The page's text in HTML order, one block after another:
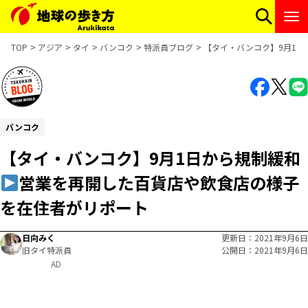
TOP アジア タイ バンコク 特派員ブログ 【タイ・バンコク】9月1
バンコク
【タイ・バンコク】9月1日から規制緩和
営業を再開した百貨店や飲食店の様子
を在住者がリポート
日向みく
旧タイ特派員
更新日
2021年9月6日
公開日
2021年9月6日
AD